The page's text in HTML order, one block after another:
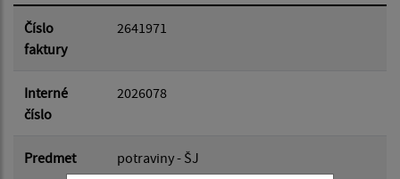
Dátum od:
Dátum do:
Suma od:
Číslo
faktury
2641971
Interné
číslo
2026078
Predmet potraviny - ŠJ